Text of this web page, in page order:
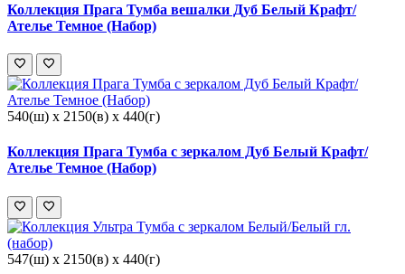
Коллекция Прага Тумба вешалки Дуб Белый Крафт/
Ателье Темное (Набор)
540(ш) x 2150(в) x 440(г)
Коллекция Прага Тумба с зеркалом Дуб Белый Крафт/
Ателье Темное (Набор)
547(ш) x 2150(в) x 440(г)